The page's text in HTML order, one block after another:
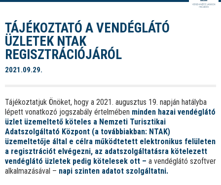
TÁJÉKOZTATÓ A VENDÉGLÁTÓ
ÜZLETEK NTAK
REGISZTRÁCIÓJÁRÓL
2021.09.29.
Tájékoztatjuk Önöket, hogy a 2021. augusztus 19. napján hatályba
lépett vonatkozó jogszabály értelmében minden hazai vendéglátó
üzlet üzemeltető köteles a Nemzeti Turisztikai
Adatszolgáltató Központ (a továbbiakban: NTAK)
üzemeltetője által e célra működtetett elektronikus felületen
a regisztrációt elvégezni, az adatszolgáltatásra kötelezett
vendéglátó üzletek pedig kötelesek ott – a vendéglátó szoftver
alkalmazásával – napi szinten adatot szolgáltatni.